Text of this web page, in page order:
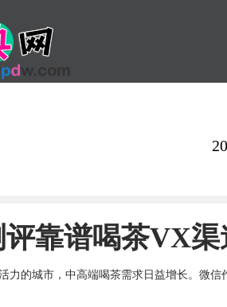
靠谱喝茶VX渠
力的城市，中高端喝茶需求日益增长。微